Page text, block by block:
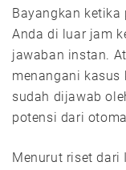
Bayangkan
Anda di luar jam
jawaban instan.
menangani kasus
sudah dijawab
potensi dari
Menurut riset dari